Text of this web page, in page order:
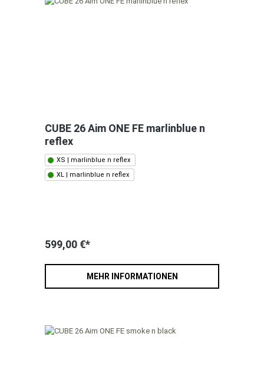
CUBE 26 Aim ONE FE marlinblue n
reflex
XS | marlinblue n reflex
XL | marlinblue n reflex
599,00 €*
MEHR INFORMATIONEN